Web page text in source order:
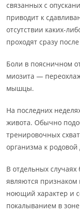
связанных с
приводит к
отсутствии каких-
проходят сразу
Боли в поясничном
миозита —
мышцы.
На последних
живота. Обычно
тренировочных
организма к родовой
В отдельных
являются
ноющий характер и
покалыванием в